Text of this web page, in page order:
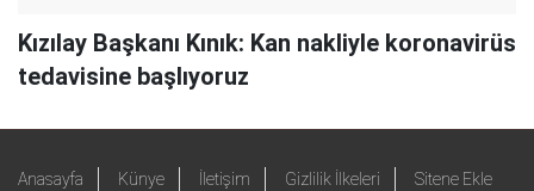
Kızılay Başkanı Kınık: Kan nakliyle koronavirüs
tedavisine başlıyoruz
Anasayfa Künye İletişim Gizlilik İlkeleri Sitene Ekle